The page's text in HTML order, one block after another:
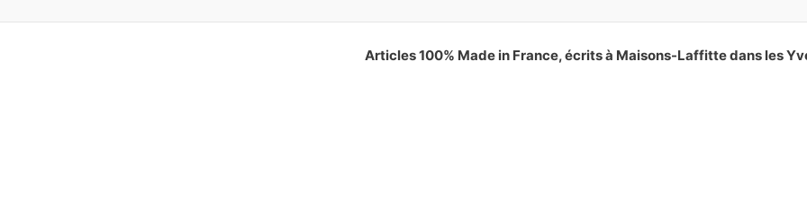
Articles 100% Made in France, écrits à Maisons-Laffitte dans les